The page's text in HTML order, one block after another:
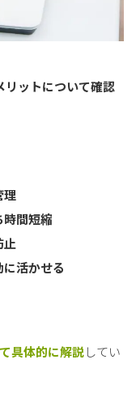
リットについて確認
理
間短縮
止
活かせる
具体的に解説してい